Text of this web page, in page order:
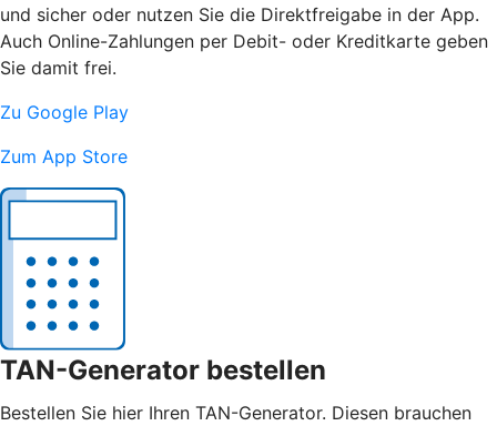
und sicher oder nutzen Sie die Direktfreigabe in der App.
Auch Online-Zahlungen per Debit- oder Kreditkarte geben
Sie damit frei.
Zu Google Play
Zum App Store
TAN-Generator bestellen
Bestellen Sie hier Ihren TAN-Generator. Diesen brauchen